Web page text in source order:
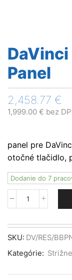
Panel
2,458.77 €
1,999.00 € bez
panel pre
otočné tlačidlo,
Dodanie do 7
množstvo
Resolve
Mini
SKU: DV/RES/
Kategórie: